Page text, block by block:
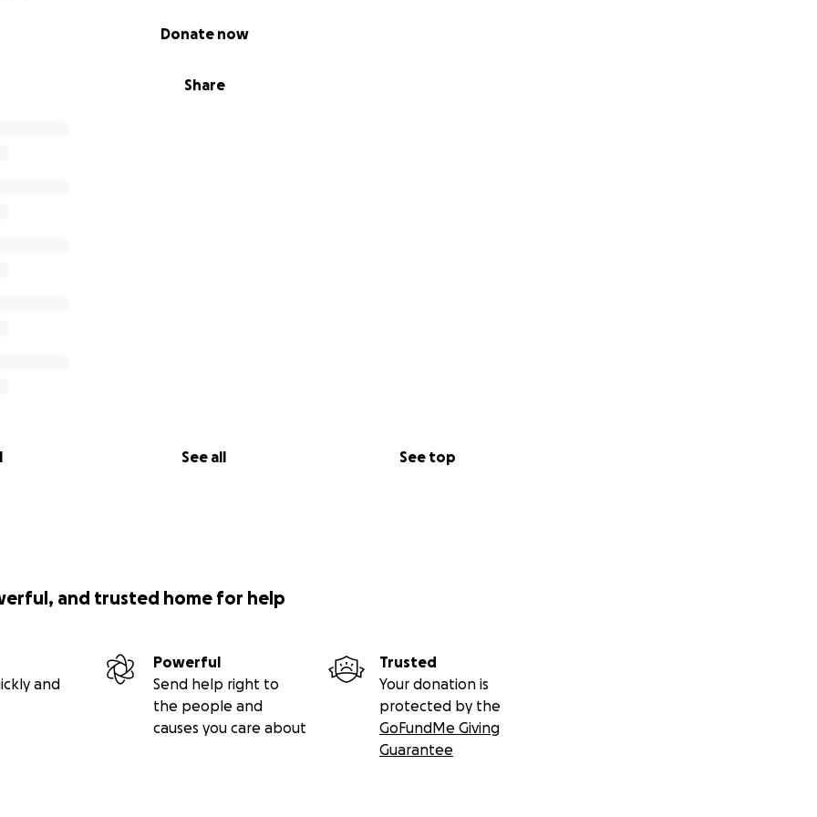
Share
Donate now
See all See top
and trusted home for help
and
Powerful
Send help right to
the people and
causes you care about
Trusted
Your donation is
protected by the
GoFundMe Giving
Guarantee